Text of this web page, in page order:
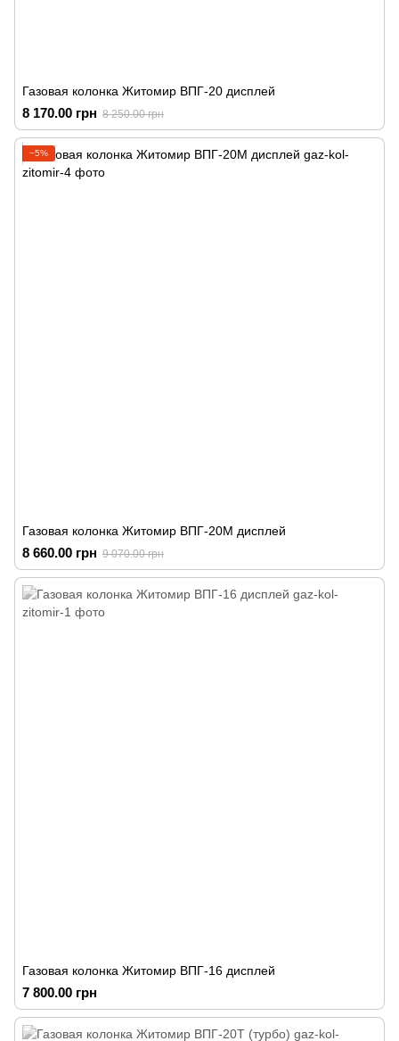
Газовая колонка Житомир ВПГ-20 дисплей
8 170.00 грн 8 250.00 грн
−5%
Газовая колонка Житомир ВПГ-20М дисплей
8 660.00 грн 9 070.00 грн
Газовая колонка Житомир ВПГ-16 дисплей
7 800.00 грн